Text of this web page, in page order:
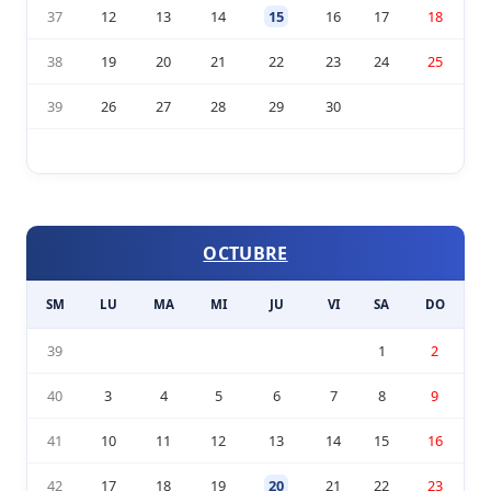
37 12 13 14 15 16 17 18
38 19 20 21 22 23 24 25
39 26 27 28 29 30
OCTUBRE
SM LU MA MI JU VI SA DO
39 1 2
40 3 4 5 6 7 8 9
41 10 11 12 13 14 15 16
42 17 18 19 20 21 22 23